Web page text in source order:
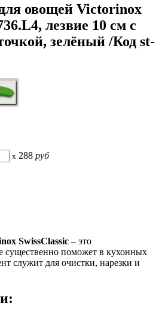
овощей Victorinox
лезвие 10 см с
зелёный /Код st-
x 288 руб
SwissClassic – это
существенно поможет в кухонных
служит для очистки, нарезки и